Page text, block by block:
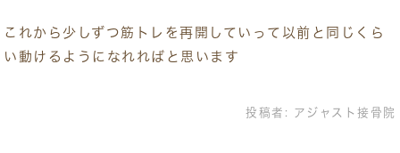
これから少しずつ筋トレを再開していって以前と同じくら
い動けるようになれればと思います
投稿者: アジャスト接骨院